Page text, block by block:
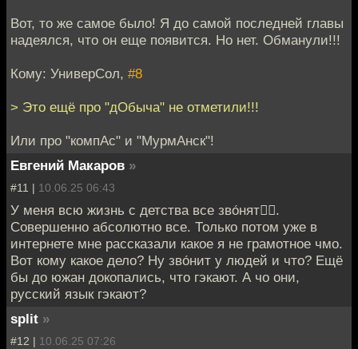
Вот, то же самое было! Я до самой последней главы
надеялся, что он еще появится. Но нет. Обманули!!!
Кому: УниверСол, #8
> Это ещё про "дОбыча" не отметили!!!
Или про "компАс" и "МурмАнск"!
Евгений Макаров »
#11 | 10.06.25 06:43
У меня всю жизнь с детства все зво́нят🤷‍♂️.
Совершенно абсолютно все. Только потом уже в
интернете мне рассказали какое я не грамотное чмо.
Вот кому какое дело? Ну зво́нит у людей и что? Ещё
бы до южан докопались, что гэкают. А чо они,
русский язык гэкают?
split »
#12 | 10.06.25 07:26